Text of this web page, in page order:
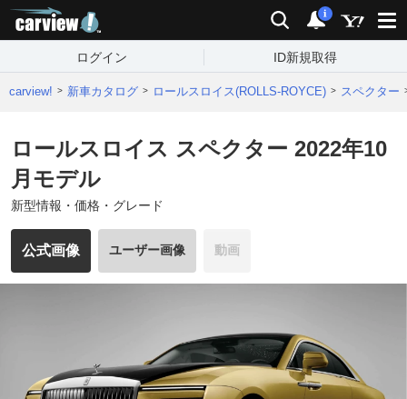
検索 通知
i
ログイン ID新規取得
carview! 新車カタログ ロールスロイス(ROLLS-ROYCE) スペクター
ロールスロイス スペクター 2022年10
月モデル
新型情報・価格・グレード
公式画像 ユーザー画像 動画